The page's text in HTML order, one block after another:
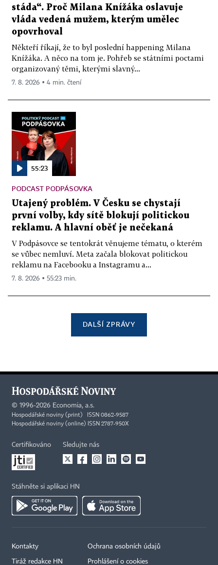
stáda“. Proč Milana Knížáka oslavuje
vláda vedená mužem, kterým umělec
opovrhoval
Někteří říkají, že to byl poslední happening Milana
Knížáka. A něco na tom je. Pohřeb se státními poctami
organizovaný těmi, kterými slavný...
7. 8. 2026 ▪ 4 min. čtení
55:23
PODCAST PODPÁSOVKA
Utajený problém. V Česku se chystají
první volby, kdy sítě blokují politickou
reklamu. A hlavní oběť je nečekaná
V Podpásovce se tentokrát věnujeme tématu, o kterém
se vůbec nemluví. Meta začala blokovat politickou
reklamu na Facebooku a Instagramu a...
7. 8. 2026 ▪ 55:23 min.
DALŠÍ ZPRÁVY
© 1996-2026 Economia, a.s.
Hospodářské noviny (print) ISSN 0862-9587
Hospodářské noviny (online) ISSN 2787-950X
Certifikováno Sledujte nás
Stáhněte si aplikaci HN
Kontakty
Tiráž redakce HN
Ochrana osobních údajů
Prohlášení o cookies